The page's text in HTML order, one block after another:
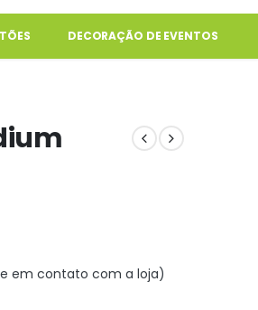
DECORAÇÃO DE EVENTOS
em contato com a loja)